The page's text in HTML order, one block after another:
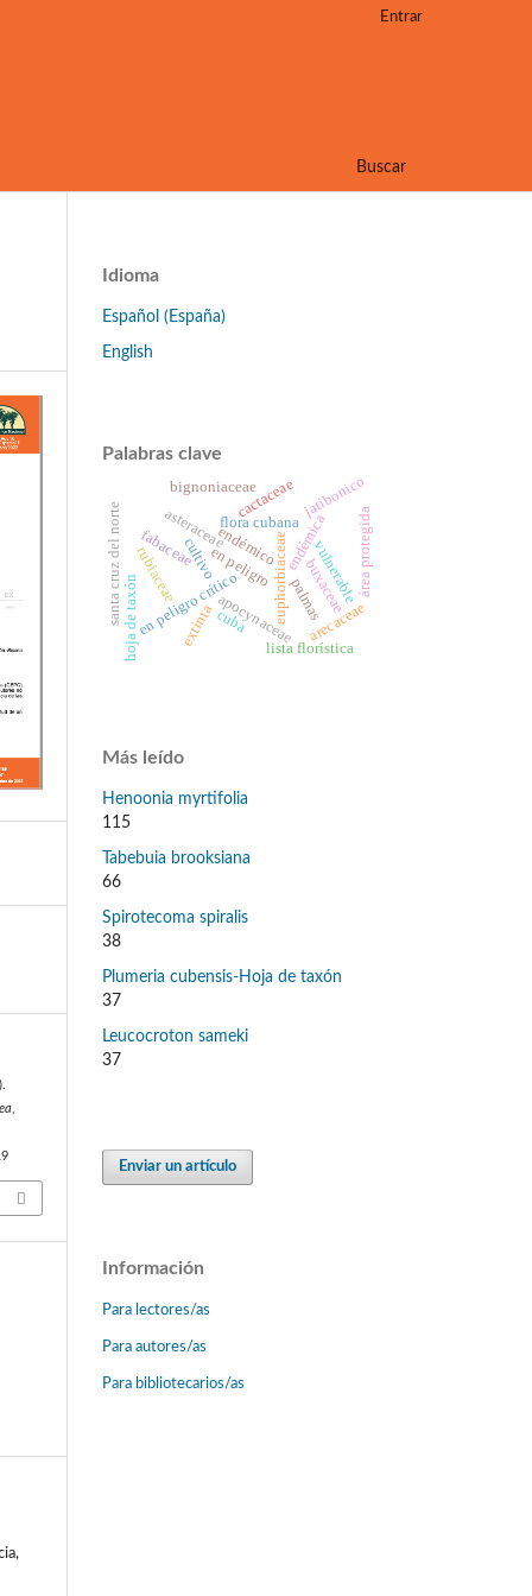
Buscar
Entrar
Idioma
Español (España)
English
Palabras clave
asteraceaeendémico
flora cubana
en peligroeuphorbiaceaeendémica
en peligro críticoapocynaceae
vulnerable
arecaceae
cultivo
fabaceae
jatibonico
área protegida
lista florística
hoja de taxón
cactaceae
santa cruz del norte
bignoniaceae
buxaceae
palmas
cuba
rubiaceae
extinta
Más leído
Henoonia myrtifolia
115
Tabebuia brooksiana
66
Spirotecoma spiralis
38
Plumeria cubensis-Hoja de taxón
37
Leucocroton sameki
37
Enviar un artículo
Información
Para lectores/as
Para autores/as
Para bibliotecarios/as